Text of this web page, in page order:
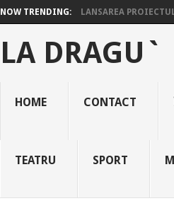
NOW TRENDING: LANSAREA
LA DRAGU`
HOME CONTACT
TEATRU SPORT